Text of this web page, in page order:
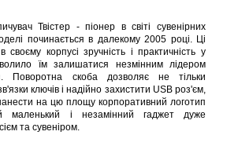
Твістер - піонер в світі сувенірних
починається в далекому 2005 році. Ці
корпусі зручність і практичність у
їм залишатися незмінним лідером
Поворотна скоба дозволяє не тільки
ключів і надійно захистити USB роз'єм,
на цю площу корпоративний логотип
маленький і незамінний гаджет дуже
та сувеніром.